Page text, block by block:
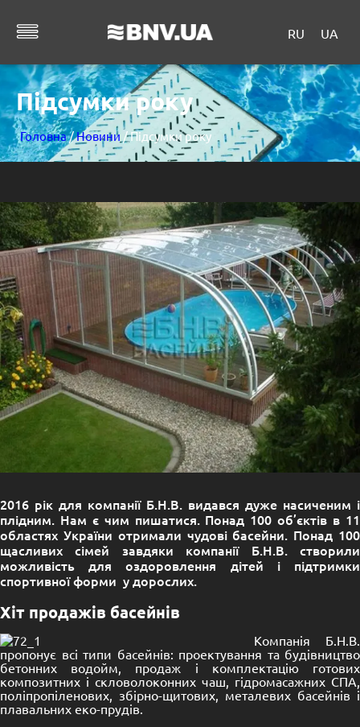
RU UA
Підсумки року
Головна/Новини / Підсумки року
2016 рік для компанії Б.Н.В. видався дуже насиченим і
плідним. Нам є чим пишатися. Понад 100 об’єктів в 11
областях України отримали чудові басейни. Понад 100
щасливих сімей завдяки компанії Б.Н.В. створили
можливість для оздоровлення дітей і підтримки
спортивної форми у дорослих.
Хіт продажів басейнів
Компанія Б.Н.В.
пропонує всі типи басейнів: проектування та будівництво
бетонних водойм, продаж і комплектацію готових
композитних і скловолоконних чаш, гідромасажних СПА,
поліпропіленових, збірно-щитових, металевих басейнів і
плавальних еко-прудів.